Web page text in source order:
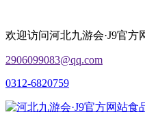
欢迎访问河北九游会·J9官方
2906099083@qq.com
0312-6820759